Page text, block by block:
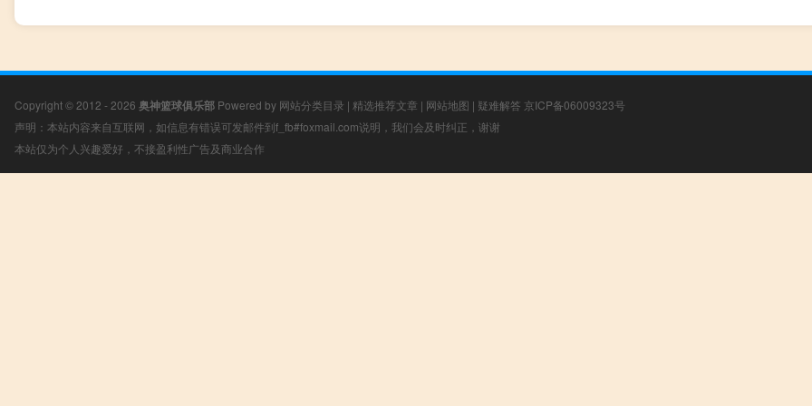
Copyright © 2012 - 2026 奥神篮球俱乐部 Powered by 网站分类目录 | 精选推荐文章 | 网站地图 | 疑难解答 京ICP备06009323号
声明：本站内容来自互联网，如信息有错误可发邮件到f_fb#foxmail.com说明，我们会及时纠正，谢谢
本站仅为个人兴趣爱好，不接盈利性广告及商业合作